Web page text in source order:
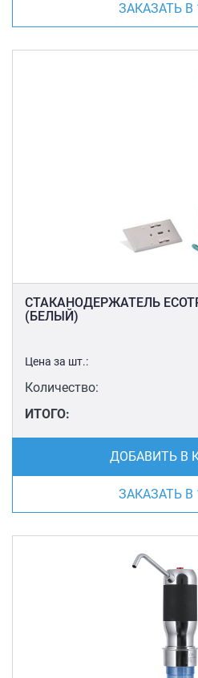
ЗАКАЗАТЬ В
СТАКАНОДЕРЖАТЕЛЬ
(БЕЛЫЙ)
Цена за шт.:
Количество:
ИТОГО:
ДОБАВИТЬ В
ЗАКАЗАТЬ В